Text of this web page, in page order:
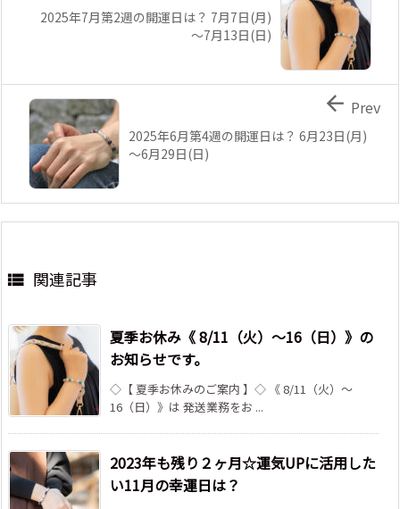
2025年7月第2週の開運日は？ 7月7日(月)
～7月13日(日)
2025年6月第4週の開運日は？ 6月23日(月)
～6月29日(日)
 Prev
 関連記事
夏季お休み《 8/11（火）～16（日）》の
お知らせです。
◇【 夏季お休みのご案内 】◇ 《 8/11（火）～
16（日）》は 発送業務をお ...
2023年も残り２ヶ月☆運気UPに活用した
い11月の幸運日は？